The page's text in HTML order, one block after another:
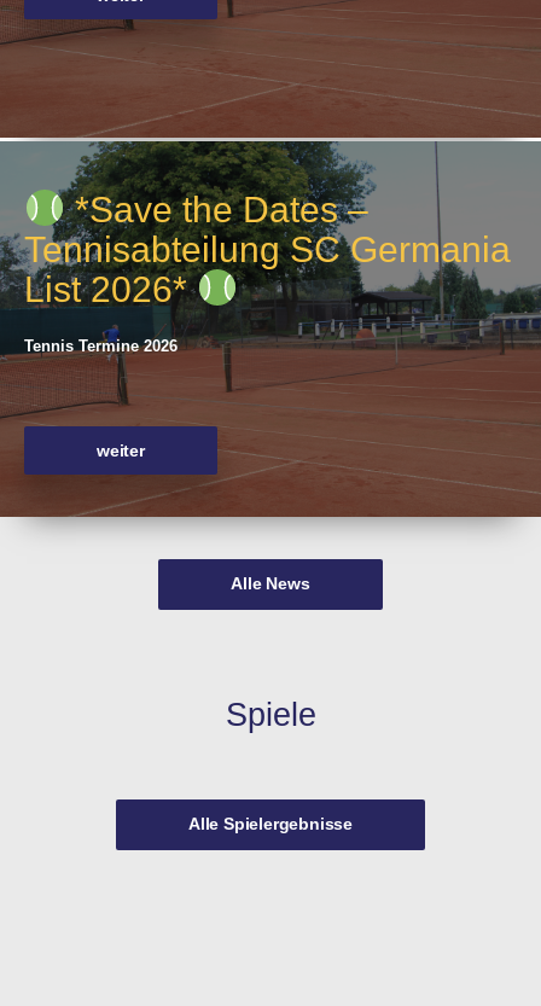
*Save the Dates –
Tennisabteilung SC Germania
List 2026*
Tennis Termine 2026
weiter
Alle News
Spiele
Alle Spielergebnisse